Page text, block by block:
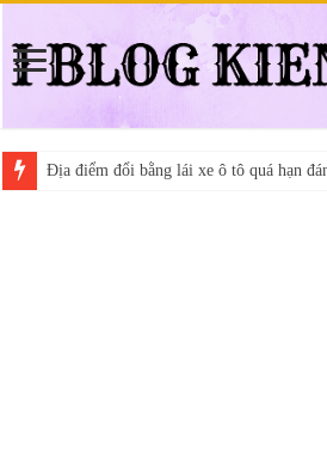
Địa điểm đổi bằng lái xe ô tô quá hạn
Trung tâm nào học thi giấy phép lái xe